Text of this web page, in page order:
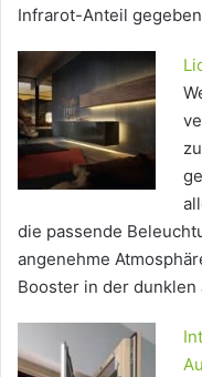
Infrarot-Anteil
die passende
angenehme
Booster in der dunklen